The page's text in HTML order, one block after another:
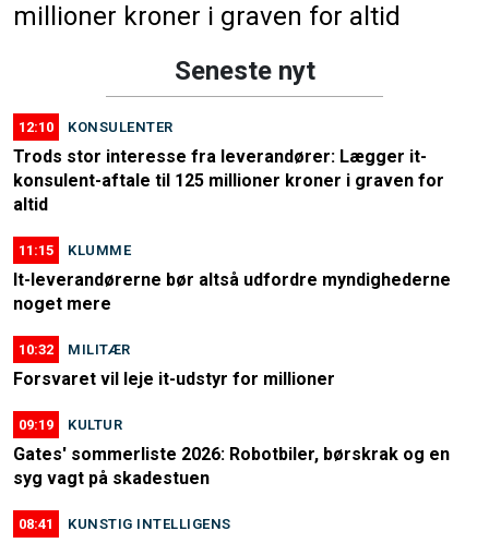
millioner kroner i graven for altid
Seneste nyt
12:10 KONSULENTER
Trods stor interesse fra leverandører: Lægger it-
konsulent-aftale til 125 millioner kroner i graven for
altid
11:15 KLUMME
It-leverandørerne bør altså udfordre myndighederne
noget mere
10:32 MILITÆR
Forsvaret vil leje it-udstyr for millioner
09:19 KULTUR
Gates' sommerliste 2026: Robotbiler, børskrak og en
syg vagt på skadestuen
08:41 KUNSTIG INTELLIGENS